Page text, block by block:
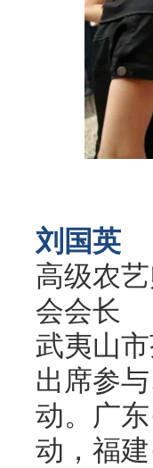
刘国英
高级农
会会长
武夷山
出席参
动。广
动，福